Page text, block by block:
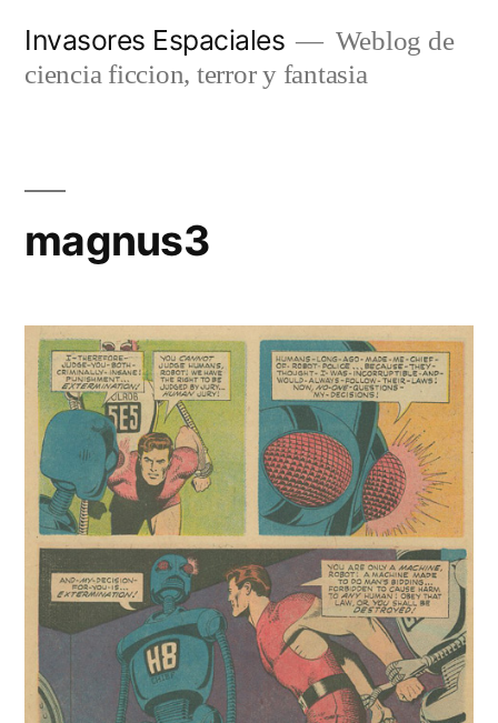
Invasores Espaciales
Weblog de
ciencia ficcion, terror y fantasia
magnus3